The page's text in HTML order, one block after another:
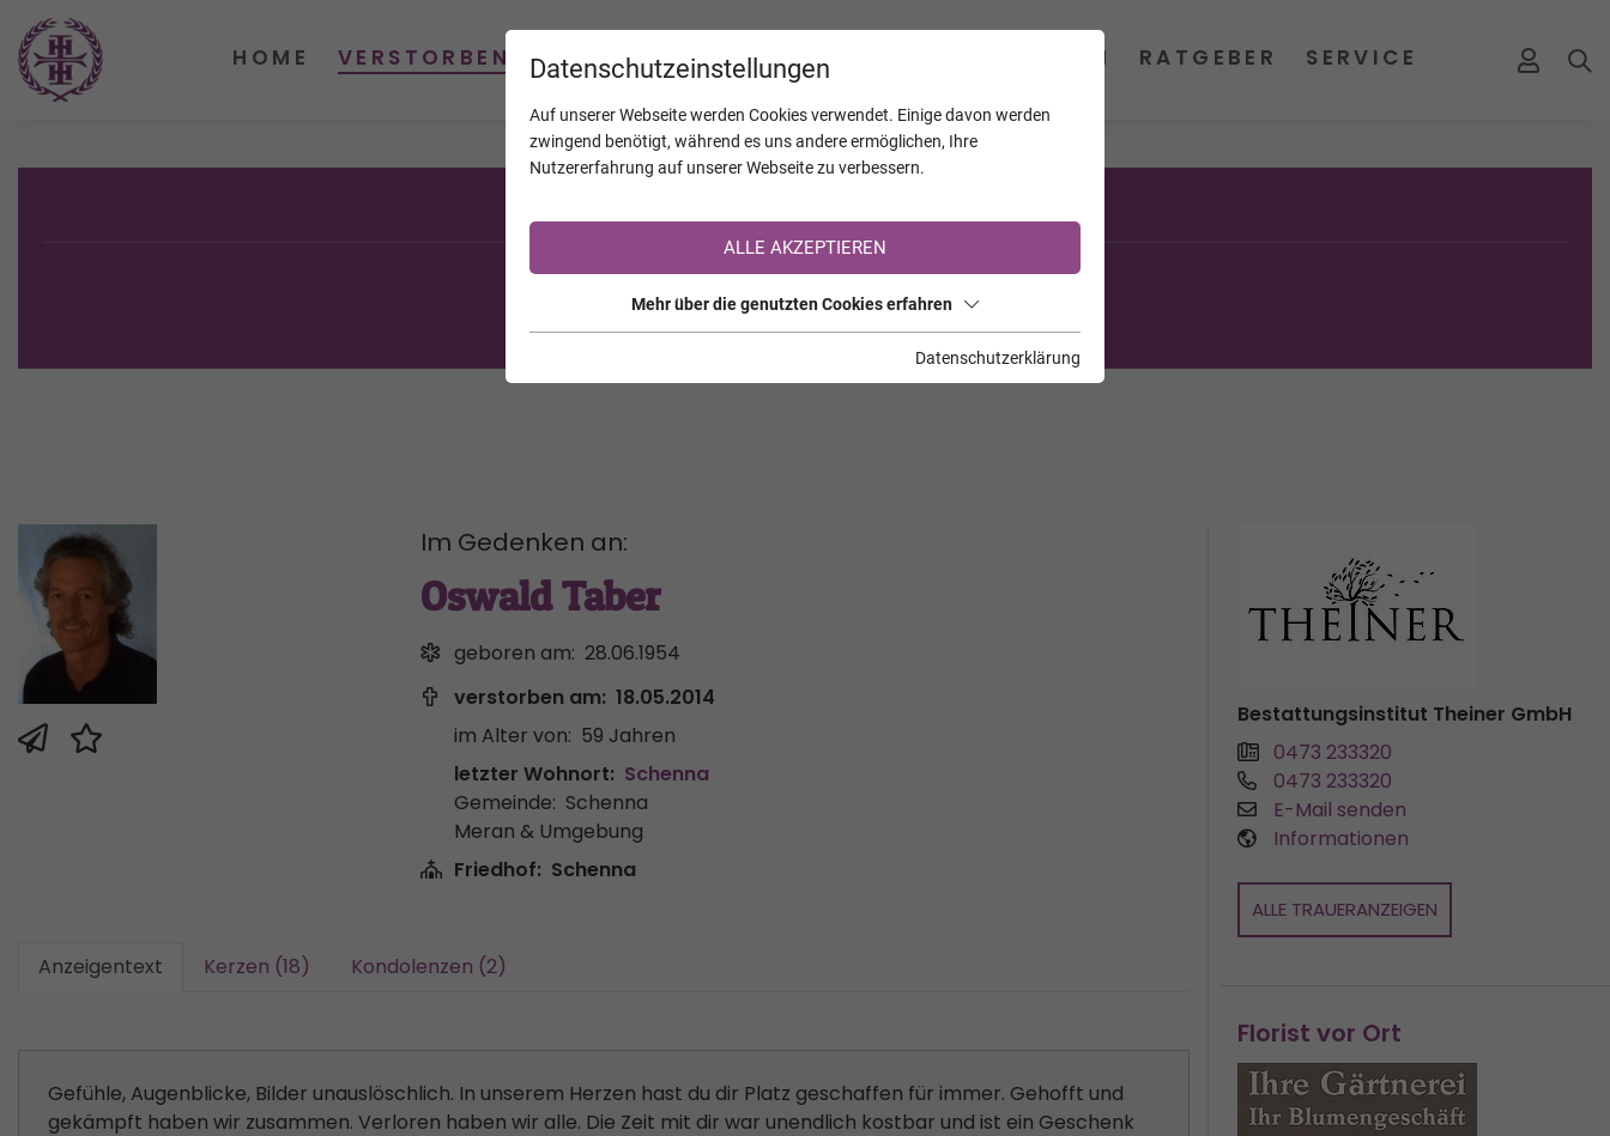
Sie sind noch nicht auf TrauerHilfe.it registriert?
>> zur kostenlosen Registrierung <<
Im Gedenken an:
Oswald Taber
geboren am: 28.06.1954
verstorben am: 18.05.2014
im Alter von: 59 Jahren
letzter Wohnort: Schenna
Gemeinde: Schenna
Meran & Umgebung
Friedhof: Schenna
Anzeigentext Kerzen (18) Kondolenzen (2)
Gefühle, Augenblicke, Bilder unauslöschlich. In unserem Herzen hast du dir Platz geschaffen für immer. Gehofft und
gekämpft haben wir zusammen. Verloren haben wir alle. Die Zeit mit dir war unendlich kostbar und ist ein Geschenk
Bestattungsinstitut Theiner GmbH
0473 233320
0473 233320
E-Mail senden
Informationen
ALLE TRAUERANZEIGEN
Florist vor Ort
Datenschutzeinstellungen
Auf unserer Webseite werden Cookies verwendet. Einige davon werden
zwingend benötigt, während es uns andere ermöglichen, Ihre
Nutzererfahrung auf unserer Webseite zu verbessern.
ALLE AKZEPTIEREN
Mehr über die genutzten Cookies erfahren
Datenschutzerklärung
HOME VERSTORBENE KALENDER JAHRESTAGE UNTERNEHMEN RATGEBER SERVICE